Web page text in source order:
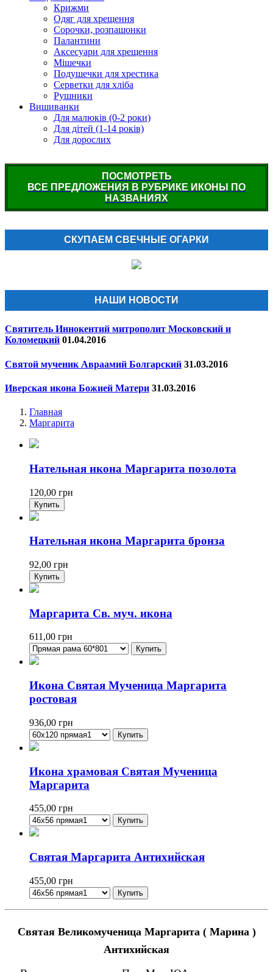
Крижми
Одяг для хрещення
Сорочки, розпашонки
Палантини
Аксесуари для хрещення
Мішечки
Подушечки для хрестика
Серветки для хліба
Рушники
Вишиванки
Для малюків (0-2 роки)
Для дітей (1-14 років)
Для дорослих
ПОСМОТРЕТЬ
ВСЕ ПРЕДЛОЖЕНИЯ В РУБРИКЕ ИКОНЫ ПО
НАЗВАНИЯХ
СКУПАЕМ СВЕЧНЫЕ ОГАРКИ
НАШИ НОВОСТИ
Святитель Иннокентий митрополит Московский и
Коломецкий 01.04.2016
Святой мученик Авраамий Болгарский 31.03.2016
Иверская икона Божией Матери 31.03.2016
Главная
Маргарита
Нательная икона Маргарита позолота
120,00 грн
Нательная икона Маргарита бронза
92,00 грн
Маргарита Св. муч. икона
611,00 грн
Икона Святая Мученица Маргарита
ростовая
936,00 грн
Икона храмовая Святая Мученица
Маргарита
455,00 грн
Святая Маргарита Антихийская
455,00 грн
Святая Великомученица Маргарита ( Марина )
Антихийская